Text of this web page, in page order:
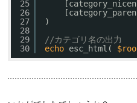
25
26
27
28
29
30
)
//カテゴリ名の出力
echo esc_html(